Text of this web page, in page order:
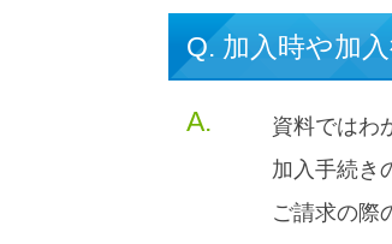
Q. 加入時や加
A.
資料ではわ
加入手続き
ご請求の際